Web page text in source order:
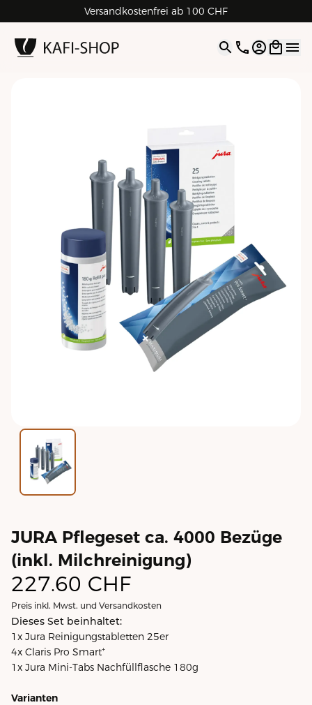
Versandkostenfrei ab 100 CHF
4.9| 5.0 Google
Open
JURA Pflegeset ca. 4000 Bezüge
(inkl. Milchreinigung)
227.60 CHF
Preis inkl. Mwst. und Versandkosten
Dieses Set beinhaltet:
1x Jura Reinigungstabletten 25er
4x Claris Pro Smart+
1x Jura Mini-Tabs Nachfüllflasche 180g
Varianten